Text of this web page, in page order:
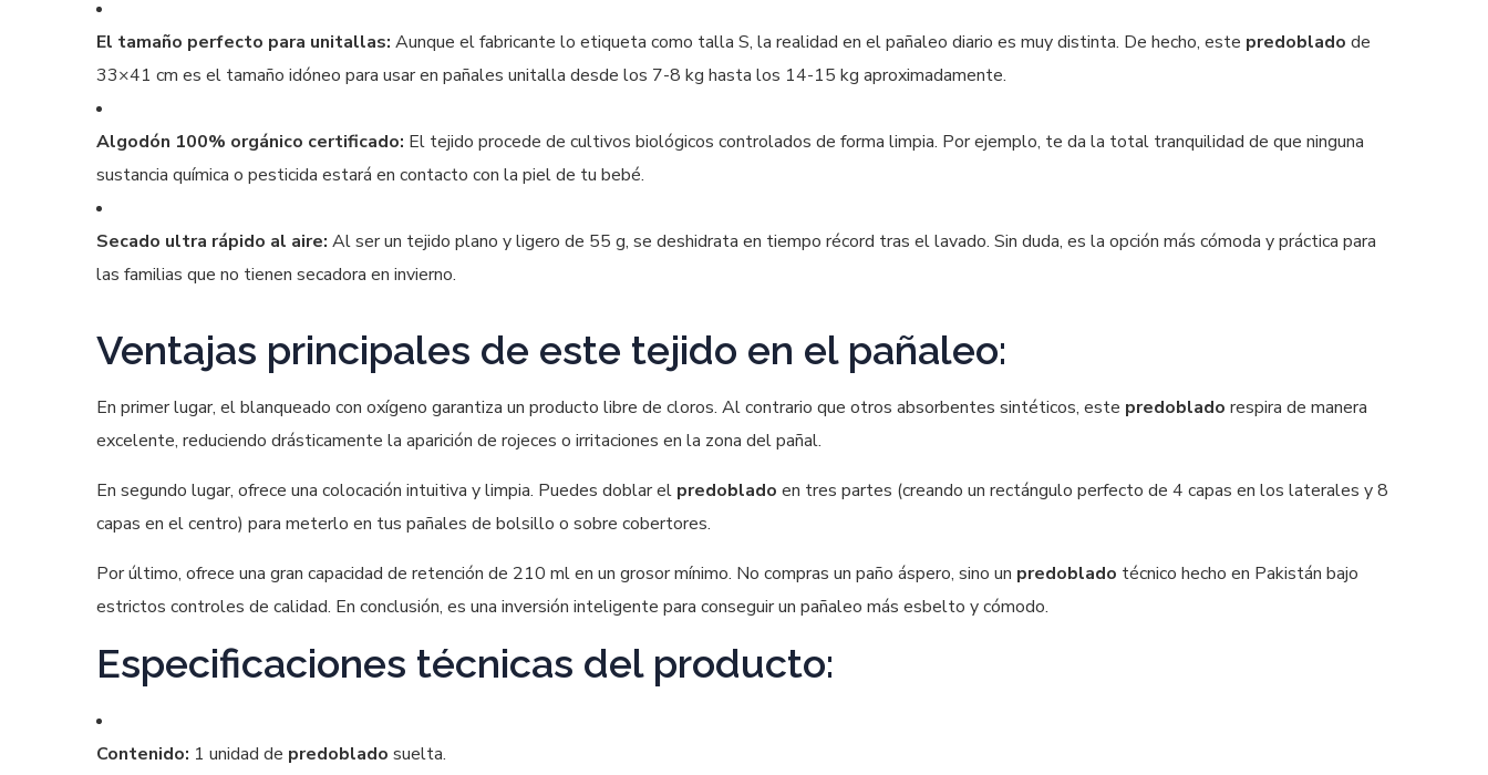
El tamaño perfecto para unitallas: Aunque el fabricante lo etiqueta como talla S, la realidad en el pañaleo diario es muy distinta. De hecho, este predoblado de
33×41 cm es el tamaño idóneo para usar en pañales unitalla desde los 7-8 kg hasta los 14-15 kg aproximadamente.
Algodón 100% orgánico certificado: El tejido procede de cultivos biológicos controlados de forma limpia. Por ejemplo, te da la total tranquilidad de que ninguna
sustancia química o pesticida estará en contacto con la piel de tu bebé.
Secado ultra rápido al aire: Al ser un tejido plano y ligero de 55 g, se deshidrata en tiempo récord tras el lavado. Sin duda, es la opción más cómoda y práctica para
las familias que no tienen secadora en invierno.
Ventajas principales de este tejido en el pañaleo:
En primer lugar, el blanqueado con oxígeno garantiza un producto libre de cloros. Al contrario que otros absorbentes sintéticos, este predoblado respira de manera
excelente, reduciendo drásticamente la aparición de rojeces o irritaciones en la zona del pañal.
En segundo lugar, ofrece una colocación intuitiva y limpia. Puedes doblar el predoblado en tres partes (creando un rectángulo perfecto de 4 capas en los laterales y 8
capas en el centro) para meterlo en tus pañales de bolsillo o sobre cobertores.
Por último, ofrece una gran capacidad de retención de 210 ml en un grosor mínimo. No compras un paño áspero, sino un predoblado técnico hecho en Pakistán bajo
estrictos controles de calidad. En conclusión, es una inversión inteligente para conseguir un pañaleo más esbelto y cómodo.
Especificaciones técnicas del producto:
Contenido: 1 unidad de predoblado suelta.